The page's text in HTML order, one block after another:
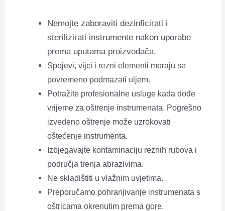
Nemojte zaboraviti dezinficirati i
sterilizirati instrumente nakon uporabe
prema uputama proizvođača.
Spojevi, vijci i rezni elementi moraju se
povremeno podmazati uljem.
Potražite profesionalne usluge kada dođe
vrijeme za oštrenje instrumenata. Pogrešno
izvedeno oštrenje može uzrokovati
oštećenje instrumenta.
Izbjegavajte kontaminaciju reznih rubova i
područja trenja abrazivima.
Ne skladištiti u vlažnim uvjetima.
Preporučamo pohranjivanje instrumenata s
oštricama okrenutim prema gore.